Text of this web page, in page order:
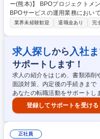
ー(熊本)】 BPOプロジェクトメンバー
BPOサービスの運用業務におい
O/コールセンター経験を活かし
いただくことを期待しています
進捗管理■作業スタッフへの指
ュラー案件の一次対応（事象の
直し■業務マニュアルの作成・
法の提案 募集職種 【九州BPOセンター(熊本)】 BPOプロジェクトメンバ
ー福利厚生◎/事業拡大中
業界未経験歓迎 退職金あり 完
求人探しから 入社
サポートします！
求人の紹介をはじめ、書類添削
面談対策、内定後の手続きまで
あなたの転職活動をサポートし
登録してサポートを受ける
正社員